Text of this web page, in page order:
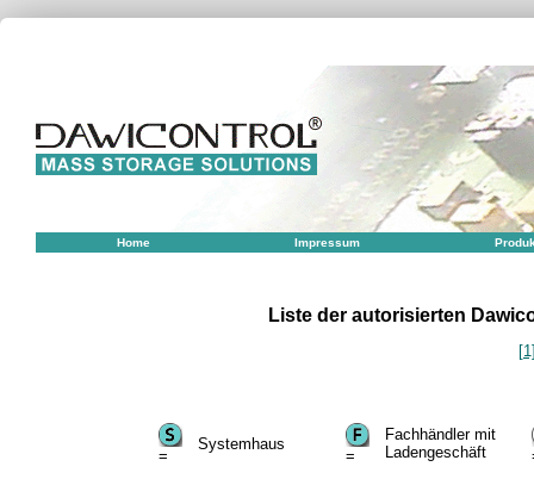
Home Impressum
Liste der autorisierten
=
Systemhaus
=
Fachhändler mit
Ladengeschäft